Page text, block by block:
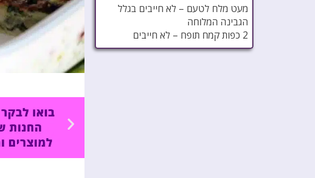
מעט מלח לטעם – לא חייבים בגלל
הגבינה המלוחה
2 כפות קמח תופח – לא חייבים